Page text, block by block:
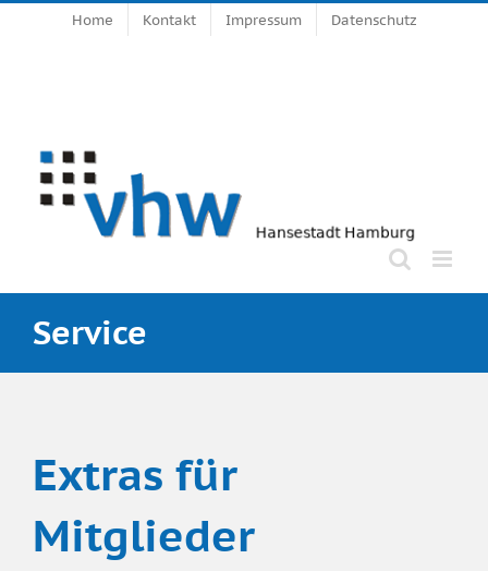
Zum
Home Kontakt Impressum Datenschutz
Service
Extras für
Mitglieder